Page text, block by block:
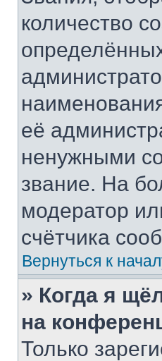
количество
её
ненужными
звание. На
модератор
счётчика
Вернуться к
» Когда я
на
Только